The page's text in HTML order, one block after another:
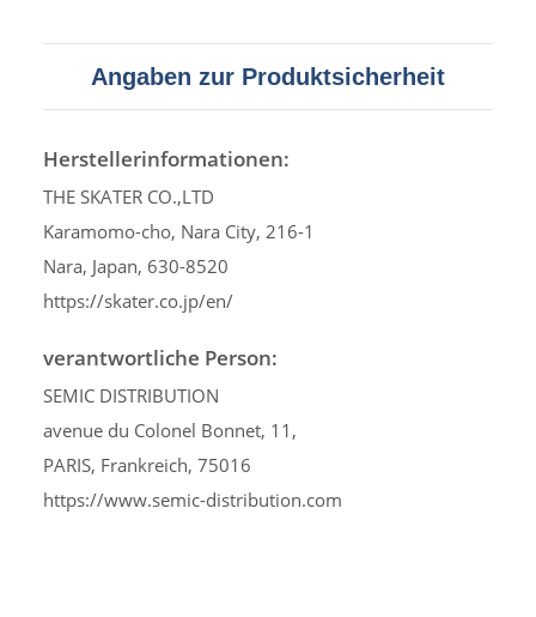
Angaben zur Produktsicherheit
Herstellerinformationen:
THE SKATER CO.,LTD
Karamomo-cho, Nara City, 216-1
Nara, Japan, 630-8520
https://skater.co.jp/en/
verantwortliche Person:
SEMIC DISTRIBUTION
avenue du Colonel Bonnet, 11,
PARIS, Frankreich, 75016
https://www.semic-distribution.com